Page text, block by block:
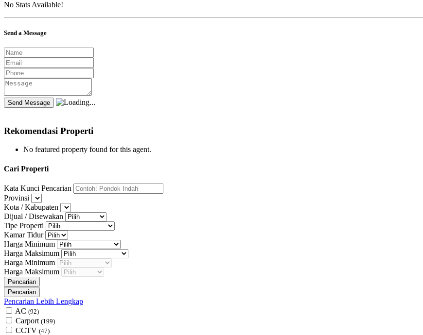
No Stats Available!
Send a Message
Rekomendasi Properti
No featured property found for this agent.
Cari Properti
Kata Kunci Pencarian
Provinsi
Kota / Kabupaten
Dijual / Disewakan
Tipe Properti
Kamar Tidur
Harga Minimum
Harga Maksimum
Harga Minimum
Harga Maksimum
Pencarian Lebih Lengkap
AC (92)
Carport (199)
CCTV (47)